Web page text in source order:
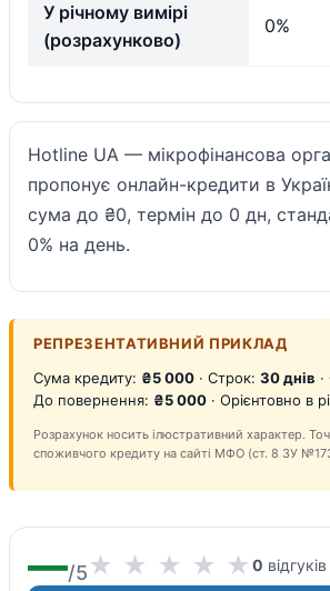
У річному вимірі
(розрахунково)
0%
Hotline UA — мікрофінансова
пропонує онлайн-кредити в
сума до ₴0, термін до 0 дн,
0% на день.
РЕПРЕЗЕНТАТИВНИЙ ПРИКЛАД
Сума кредиту: ₴5 000 · Строк: 30 днів
До повернення: ₴5 000 · Орієнтовно в
Розрахунок носить ілюстративний характер.
споживчого кредиту на сайті МФО (ст. 8 ЗУ
—/5★ ★ ★ ★ ★ 0 відгуків